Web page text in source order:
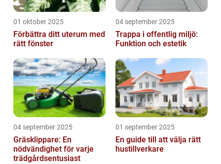
01 oktober 2025
Förbättra ditt uterum med
rätt fönster
04 september 2025
Trappa i offentlig miljö:
Funktion och estetik
04 september 2025
Gräsklippare: En
nödvändighet för varje
trädgårdsentusiast
01 september 2025
En guide till att välja rätt
hustillverkare